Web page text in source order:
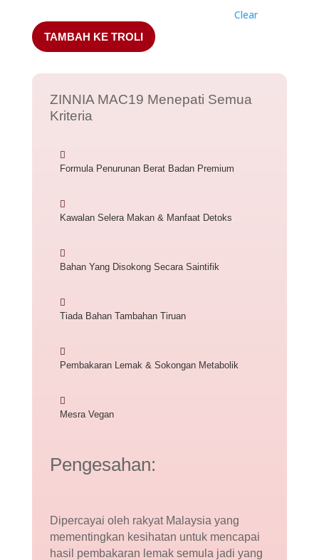
Clear
TAMBAH KE TROLI
ZINNIA MAC19 Menepati Semua
Kriteria

Formula Penurunan Berat Badan Premium

Kawalan Selera Makan & Manfaat Detoks

Bahan Yang Disokong Secara Saintifik

Tiada Bahan Tambahan Tiruan

Pembakaran Lemak & Sokongan Metabolik

Mesra Vegan
Pengesahan:
Dipercayai oleh rakyat Malaysia yang
mementingkan kesihatan untuk mencapai
hasil pembakaran lemak semula jadi yang